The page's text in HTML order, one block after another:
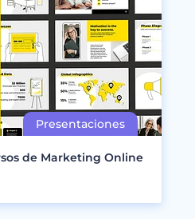
de Marketing Online